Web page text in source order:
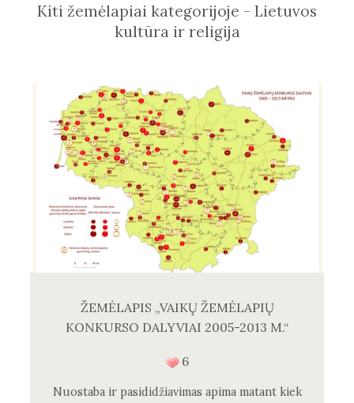
Kiti žemėlapiai kategorijoje - Lietuvos
kultūra ir religija
ŽEMĖLAPIS „VAIKŲ ŽEMĖLAPIŲ
KONKURSO DALYVIAI 2005-2013 M.“
6
Nuostaba ir pasididžiavimas apima matant kiek